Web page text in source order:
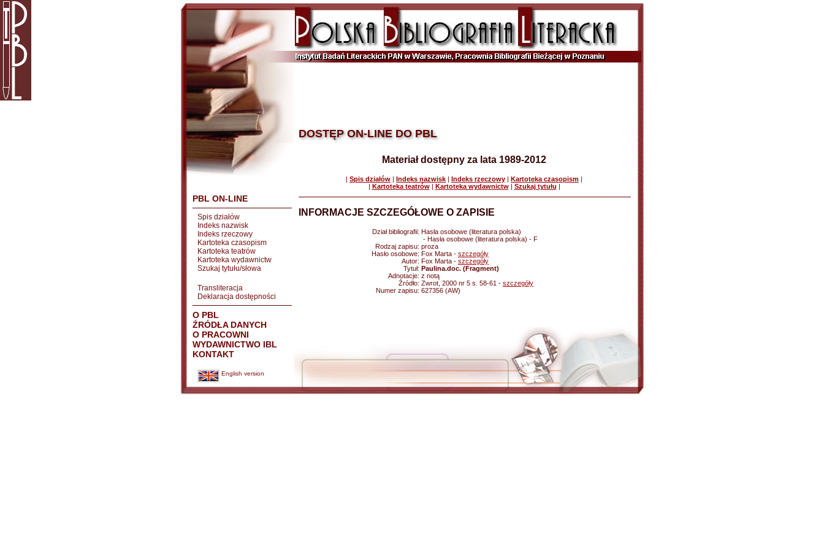
PBL ON-LINE
Spis działów
Indeks nazwisk
Indeks rzeczowy
Kartoteka czasopism
Kartoteka teatrów
Kartoteka wydawnictw
Szukaj tytułu/słowa
Transliteracja
Deklaracja dostępności
O PBL
ŹRÓDŁA DANYCH
O PRACOWNI
WYDAWNICTWO IBL
KONTAKT
English version
DOSTĘP ON-LINE DO PBL
Materiał dostępny za lata 1989-2012
| Spis działów | Indeks nazwisk | Indeks rzeczowy | Kartoteka czasopism |
| Kartoteka teatrów| Kartoteka wydawnictw| Szukaj tytułu |
INFORMACJE SZCZEGÓŁOWE O ZAPISIE
Dział bibliografii: Hasła osobowe (literatura polska)
- Hasła osobowe (literatura polska) - F
Rodzaj zapisu: proza
Hasło osobowe: Fox Marta - szczegóły
Autor: Fox Marta - szczegóły
Tytuł: Paulina.doc. (Fragment)
Adnotacje: z notą
Źródło: Zwrot, 2000 nr 5 s. 58-61 - szczegóły
Numer zapisu: 627356 (AW)